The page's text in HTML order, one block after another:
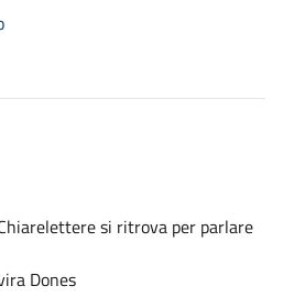
si ritrova per parlare
Dones